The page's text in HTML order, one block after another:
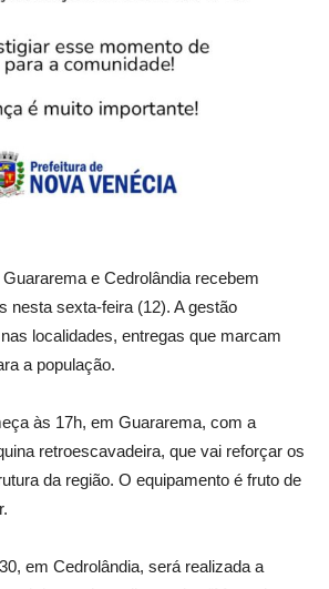
e Cedrolândia recebem
nesta sexta-feira (12). A gestão
localidades, entregas que marcam
a população.
às 17h, em Guararema, com a
retroescavadeira, que vai reforçar os
da região. O equipamento é fruto de
em Cedrolândia, será realizada a